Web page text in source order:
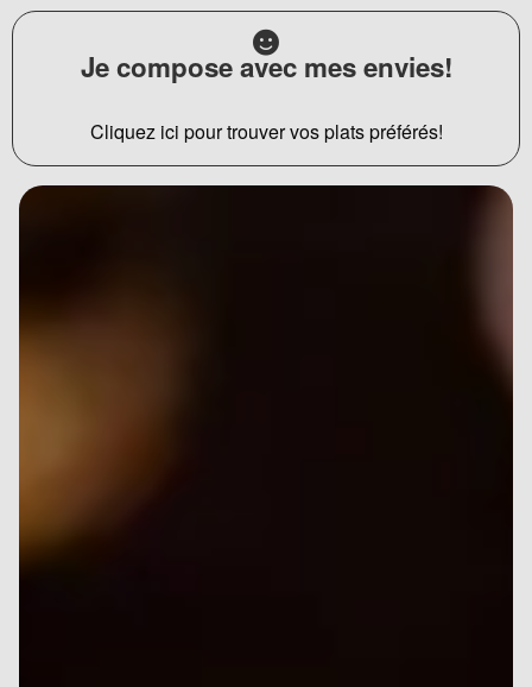
Je compose avec mes envies!
Cliquez ici pour trouver vos plats préférés!